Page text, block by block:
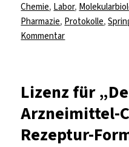
Chemie, Labor,
Pharmazie, Protokolle,
Kommentarzu
Protocols“
Lizenz für
Arzneimittel-
Rezeptur-